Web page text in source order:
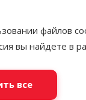
файлов
вы найдете в
все